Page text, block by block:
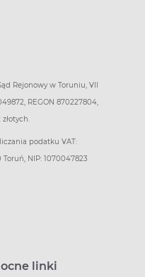
Rejonowy w Toruniu, VII
REGON 870227804,
podatku VAT:
NIP: 1070047823
linki